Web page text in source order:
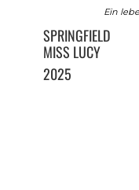
Ein
SPRINGFIELD
MISS LUCY
2025